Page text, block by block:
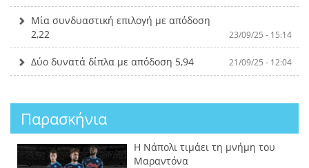
Μία συνδυαστική επιλογή με απόδοση
2,22
23/09/25 - 15:14
Δύο δυνατά δίπλα με απόδοση 5,94 21/09/25 - 12:04
Παρασκήνια
Η Νάπολι τιμάει τη μνήμη του
Μαραντόνα